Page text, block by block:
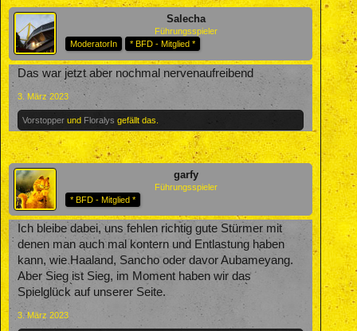
Salecha
Führungsspieler
ModeratorIn
* BFD - Mitglied *
Das war jetzt aber nochmal nervenaufreibend
3. März 2023
Vorstopper und Floralys gefällt das.
garfy
Führungsspieler
* BFD - Mitglied *
Ich bleibe dabei, uns fehlen richtig gute Stürmer mit
denen man auch mal kontern und Entlastung haben
kann, wie Haaland, Sancho oder davor Aubameyang.
Aber Sieg ist Sieg, im Moment haben wir das
Spielglück auf unserer Seite.
3. März 2023